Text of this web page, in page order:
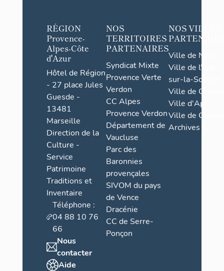
RÉGION
Provence-
Alpes-Côte
d'Azur
Hôtel de Région
- 27 place Jules
Guesde -
13481
Marseille
Direction de la
Culture -
Service
Patrimoine
Traditions et
Inventaire
Téléphone :
04 88 10 76
66
Nous
contacter
Aide
NOS
TERRITOIRES
PARTENAIRES
Syndicat Mixte
Provence Verte
Verdon
CC Alpes
Provence Verdon
Département de
Vaucluse
Parc des
Baronnies
provençales
SIVOM du pays
de Vence
Dracénie
CC de Serre-
Ponçon
NOS VILLES
Ville de Nice
Ville de l'Isle-
sur-la-Sorgue
Ville de Grasse
Ville d'Apt
Ville de
Archives